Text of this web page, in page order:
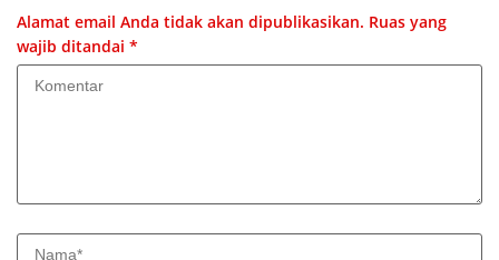
Alamat email Anda tidak akan dipublikasikan. Ruas yang
wajib ditandai *